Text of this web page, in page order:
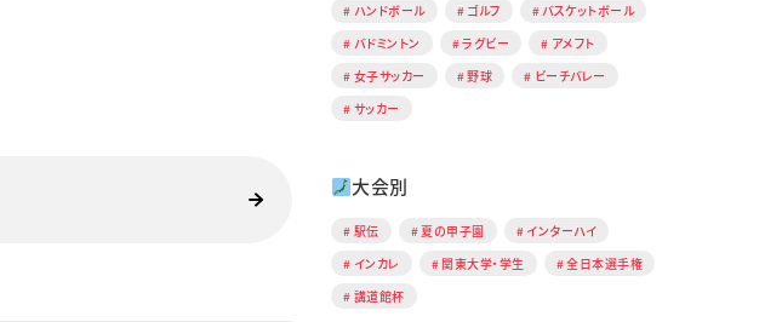
ハンドボール
ゴルフ
バスケットボール
バドミントン
ラグビー
アメフト
女子サッカー
野球
ビーチバレー
サッカー
大会別
駅伝 夏の甲子園
インターハイ
インカレ
関東大学・学生
全日本選手権
講道館杯